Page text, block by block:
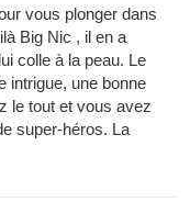
vous plonger dans
Big Nic , il en a
colle à la peau. Le
intrigue, une bonne
le tout et vous avez
super-héros. La